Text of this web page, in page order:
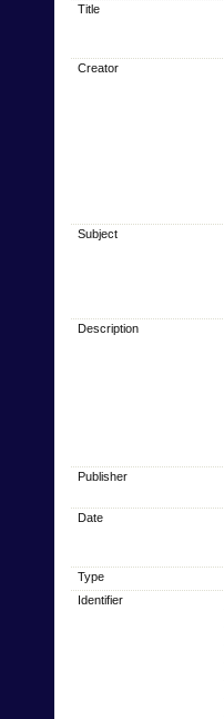
Title
Creator
Subject
Description
Publisher
Date
Type
Identifier